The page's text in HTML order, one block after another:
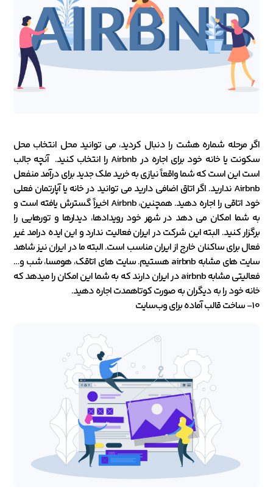
اگر مرحله شماره هشت را دنبال کردید، می توانید محل انتخاب محل
سکونت یا خانه خود برای اجاره در Airbnb را انتخاب کنید. آنچه جالب
است این است که شما واقعاً نیازی به خرید ملک جدید برای درآمد منفعل
Airbnb ندارید. اگر اتاق اضافی دارید می توانید در خانه یا آپارتمان فعلی
خود اتاقی را اجاره دهید. همچنین، Airbnb اخیراً گسترش یافته است و
به شما امکان می دهد در شهر خود رویدادها، دیدارها و تورهایی را
برگزار کنید. البته این شرکت در ایران فعالیت ندارد و این ایده درامد غیر
فعال برای ساکنان خارج از ایران مناسب است. البته ما در ایران نیز شاهد
سایت های مشابه airbnb هستیم. سایت های اتاقک، هومسا، شب و…
فعالیتی مشابه airbnb در ایران دارند که به شما این امکان را میدهد که
خانه خود را به دیگران به صورت کوتاهمدت اجاره دهید.
10- ساخت قالب آماده برای وب‌سایت